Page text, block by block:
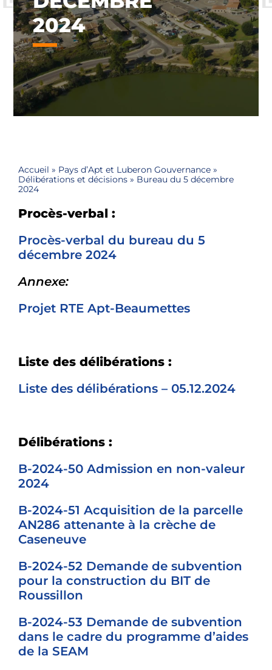
2024
Accueil » Pays d’Apt et Luberon Gouvernance»
Délibérations et décisions» Bureau du 5 décembre
2024
Procès-verbal :
Procès-verbal du bureau du 5
décembre 2024
Annexe:
Projet RTE Apt-Beaumettes
Liste des délibérations :
Liste des délibérations – 05.12.2024
Délibérations :
B-2024-50 Admission en non-valeur
2024
B-2024-51 Acquisition de la parcelle
AN286 attenante à la crèche de
Caseneuve
B-2024-52 Demande de subvention
pour la construction du BIT de
Roussillon
B-2024-53 Demande de subvention
dans le cadre du programme d’aides
de la SEAM